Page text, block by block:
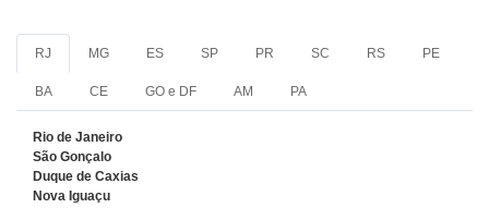
RJ MG ES SP PR SC RS PE
BA CE GO e DF AM PA
Rio de Janeiro
São Gonçalo
Duque de Caxias
Nova Iguaçu